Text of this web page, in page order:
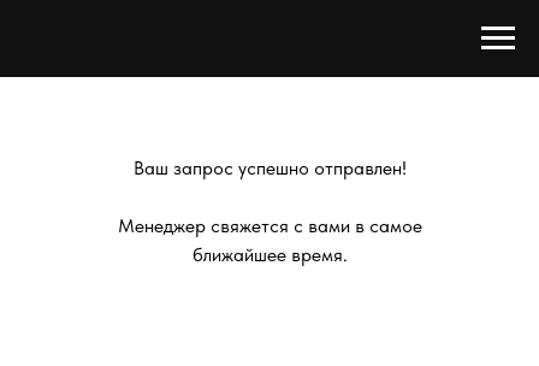
Ваш запрос успешно отправлен!
Менеджер свяжется с вами в самое
ближайшее время.